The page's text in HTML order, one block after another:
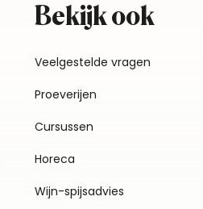
Bekijk ook
Veelgestelde vragen
Proeverijen
Cursussen
Horeca
Wijn-spijsadvies